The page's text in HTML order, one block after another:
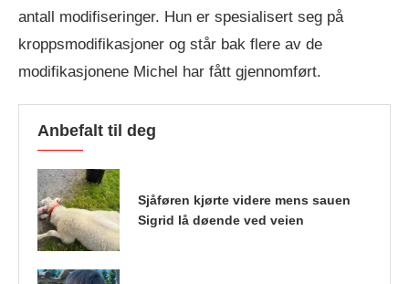
antall modifiseringer. Hun er spesialisert seg på
kroppsmodifikasjoner og står bak flere av de
modifikasjonene Michel har fått gjennomført.
Anbefalt til deg
Sjåføren kjørte videre mens sauen
Sigrid lå døende ved veien